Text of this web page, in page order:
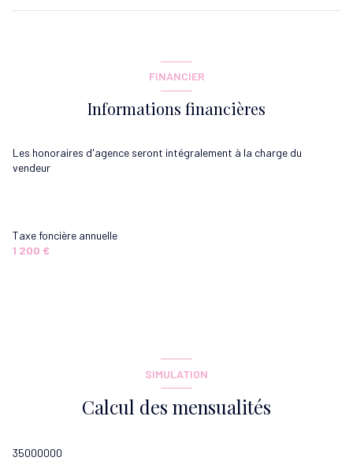
chambre
chambre
FINANCIER
Informations financières
Les honoraires d'agence seront intégralement à la charge du
vendeur
Taxe foncière annuelle
1 200 €
SIMULATION
Calcul des mensualités
35000000